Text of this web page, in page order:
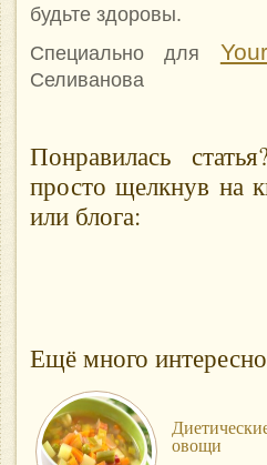
будьте здоровы.
Специально для
Селиванова
Понравилась
просто щелкнув на
или блога:
Ещё много
овощи